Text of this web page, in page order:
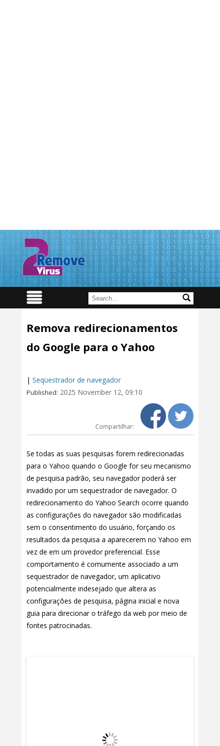
Remova redirecionamentos
do Google para o Yahoo
| Seqüestrador de navegador
Published: 2025 November 12, 09:10
Compartilhar:
Se todas as suas pesquisas forem redirecionadas
para o Yahoo quando o Google for seu mecanismo
de pesquisa padrão, seu navegador poderá ser
invadido por um sequestrador de navegador. O
redirecionamento do Yahoo Search ocorre quando
as configurações do navegador são modificadas
sem o consentimento do usuário, forçando os
resultados da pesquisa a aparecerem no Yahoo em
vez de em um provedor preferencial. Esse
comportamento é comumente associado a um
sequestrador de navegador, um aplicativo
potencialmente indesejado que altera as
configurações de pesquisa, página inicial e nova
guia para direcionar o tráfego da web por meio de
fontes patrocinadas.